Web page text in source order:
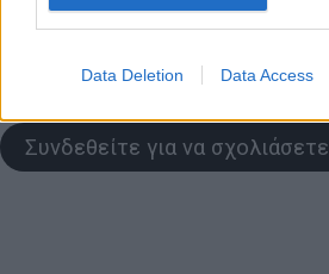
Data Deletion Data Access
COMMENTS
Συνδεθείτε για να σχολιάσετε